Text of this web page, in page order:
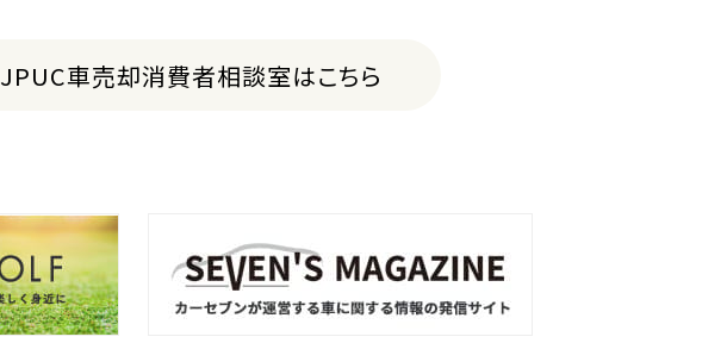
JPUC車売却消費者相談室はこちら